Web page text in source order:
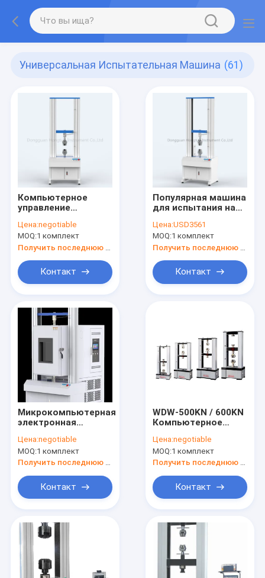
Универсальная Испытательная Машина (61)
Компьютерное
управление
универсальная
тяговая
испытательная
машина
изготовлена в
Китае
Цена:negotiable
MOQ:1 комплект
Контакт
Популярная машина
для испытания на
сжатие,
Горизонтальная
текстильная
испытательная
машина на
растяжение
Цена:USD3561
MOQ:1 комплект
Контакт
Микрокомпьютерная
электронная
испытательная
машина высоких и
низких температур,
термотестер
Цена:negotiable
MOQ:1 комплект
Контакт
WDW-500KN / 600KN
Компьютерное
электронная
универсальная
испытательная
Цена:negotiable
MOQ:1 комплект
Контакт